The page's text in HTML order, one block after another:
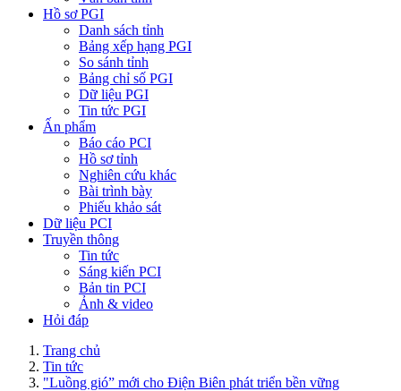
Hồ sơ PGI
Danh sách tỉnh
Bảng xếp hạng PGI
So sánh tỉnh
Bảng chỉ số PGI
Dữ liệu PGI
Tin tức PGI
Ấn phẩm
Báo cáo PCI
Hồ sơ tỉnh
Nghiên cứu khác
Bài trình bày
Phiếu khảo sát
Dữ liệu PCI
Truyền thông
Tin tức
Sáng kiến PCI
Bản tin PCI
Ảnh & video
Hỏi đáp
Trang chủ
Tin tức
"Luồng gió” mới cho Điện Biên phát triển bền vững